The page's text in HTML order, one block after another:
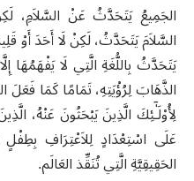
الجَمِيعُ يَتَحَدَّثُ عَنْ السَّلاَمِ،
السَّلاَمَ يَتَحَدَّثُ، لَكِنْ لَا أَحَدَ أَوْ
يَتَحَدَّثُ بِاللُّغَةِ الَّتِي لَا يَفْهَمُهَا
الذَّهَابَ لِرُؤْيَتِهِ، تَمَامًا كَمَا
لِأُو۟لَـٰٓئِكَ الَّذِينَ يَبْحَثُونَ عَنْهُ،
عَلَى اسْتِعْدَادٍ لِلاَعْتِرَافِ
الحَقِيقِيَّةِ الَّتِي تُنَقِّذ العَالَم.